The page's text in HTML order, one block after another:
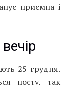
приємна і
25 грудня.
посту, так